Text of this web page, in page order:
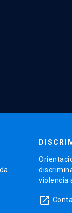
violencia
launch